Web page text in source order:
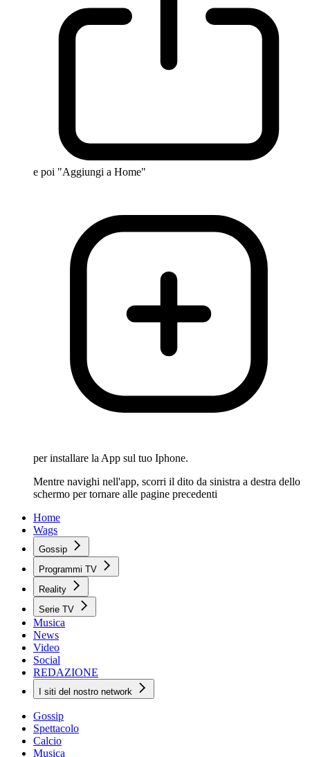
e poi "Aggiungi a Home"
per installare la App sul tuo Iphone.
Mentre navighi nell'app, scorri il dito da sinistra a destra dello
schermo per tornare alle pagine precedenti
Home
Wags
Gossip
Programmi TV
Reality
Serie TV
Musica
News
Video
Social
REDAZIONE
I siti del nostro network
Gossip
Spettacolo
Calcio
Musica